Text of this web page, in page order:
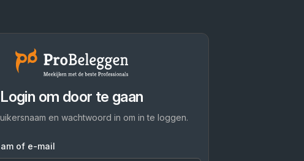
Login om door te gaan
en wachtwoord in om in te loggen.
of e-mail